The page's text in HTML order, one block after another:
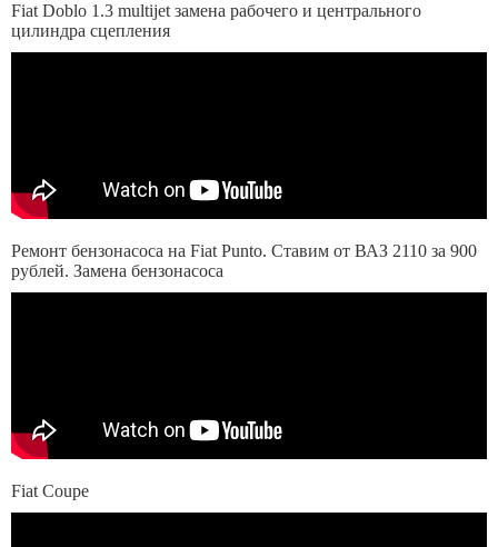
Fiat Doblo 1.3 multijet замена рабочего и центрального
цилиндра сцепления
Ремонт бензонасоса на Fiat Punto. Ставим от ВАЗ 2110 за 900
рублей. Замена бензонасоса
Fiat Coupe